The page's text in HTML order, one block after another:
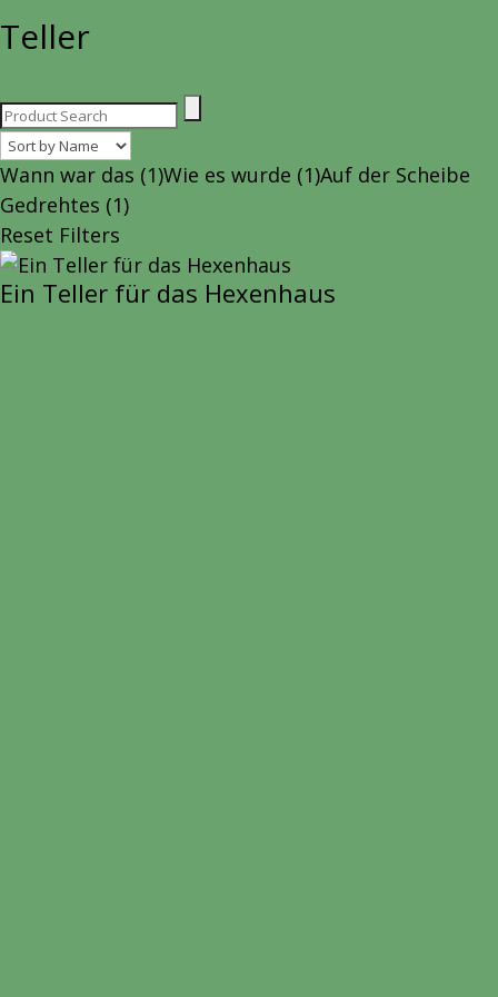
Teller
Wann war das (1)Wie es wurde (1)Auf der Scheibe
Gedrehtes (1)
Reset Filters
Ein Teller für das Hexenhaus